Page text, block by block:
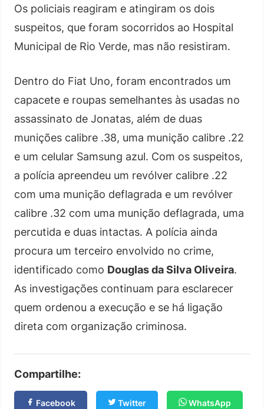
Os policiais reagiram e atingiram os dois
suspeitos, que foram socorridos ao Hospital
Municipal de Rio Verde, mas não resistiram.
Dentro do Fiat Uno, foram encontrados um
capacete e roupas semelhantes às usadas no
assassinato de Jonatas, além de duas
munições calibre .38, uma munição calibre .22
e um celular Samsung azul. Com os suspeitos,
a polícia apreendeu um revólver calibre .22
com uma munição deflagrada e um revólver
calibre .32 com uma munição deflagrada, uma
percutida e duas intactas. A polícia ainda
procura um terceiro envolvido no crime,
identificado como Douglas da Silva Oliveira.
As investigações continuam para esclarecer
quem ordenou a execução e se há ligação
direta com organização criminosa.
Compartilhe:
Facebook Twitter WhatsApp